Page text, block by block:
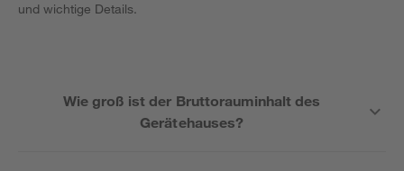
und wichtige Details.
Wie groß ist der Bruttorauminhalt des
Gerätehauses?